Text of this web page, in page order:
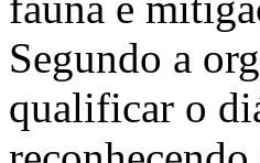
Segundo a
qualificar o